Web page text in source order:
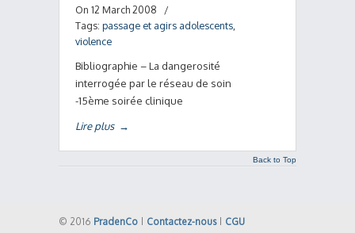
On 12 March 2008
/
Tags: passage et agirs adolescents
violence
Bibliographie – La dangerosité
interrogée par le réseau de soin
-15ème soirée clinique
Lire plus →
Back to Top
© 2016 PradenCo Contactez-nous| CGU